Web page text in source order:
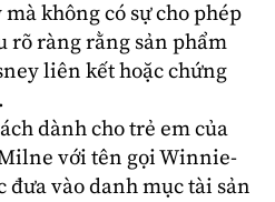
không có sự cho phép
rõ ràng rằng sản phẩm
liên kết hoặc chứng
dành cho trẻ em của
với tên gọi Winnie-
đưa vào danh mục tài sản